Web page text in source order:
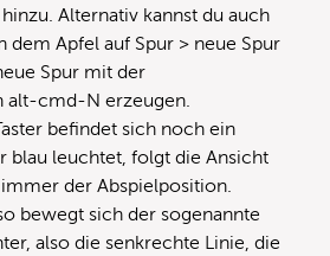
Alternativ kannst du auch
dem Apfel auf Spur > neue Spur
Spur mit der
alt-cmd-N erzeugen.
befindet sich noch ein
blau leuchtet, folgt die Ansicht
der Abspielposition.
bewegt sich der sogenannte
also die senkrechte Linie, die